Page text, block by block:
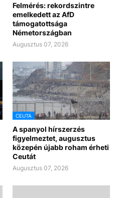
Felmérés: rekordszintre
emelkedett az AfD
támogatottsága
Németországban
Augusztus 07, 2026
CEUTA
A spanyol hírszerzés
figyelmeztet, augusztus
közepén újabb roham érheti
Ceutát
Augusztus 07, 2026